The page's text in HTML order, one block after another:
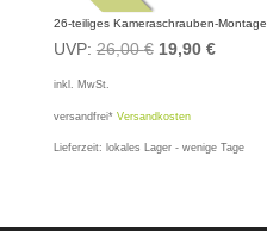
26-teiliges Kameraschrauben-
UVP: 26,00€ Ursprünglicher
19,90 €
inkl. MwSt.
versandfrei* Versandkosten
Lieferzeit: lokales Lager - wenige Tage